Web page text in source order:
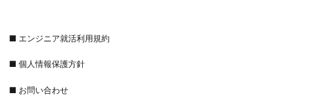
■ エンジニア就活利用規約
■ 個人情報保護方針
■ お問い合わせ